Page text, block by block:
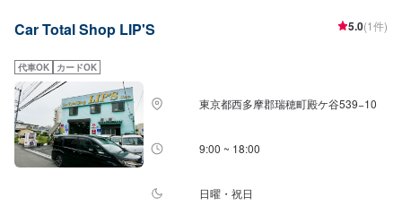
Car Total Shop LIP'S 5.0(1件)
代車OK カードOK
東京都西多摩郡瑞穂町殿ケ谷539−10
9:00 ~ 18:00
日曜・祝日